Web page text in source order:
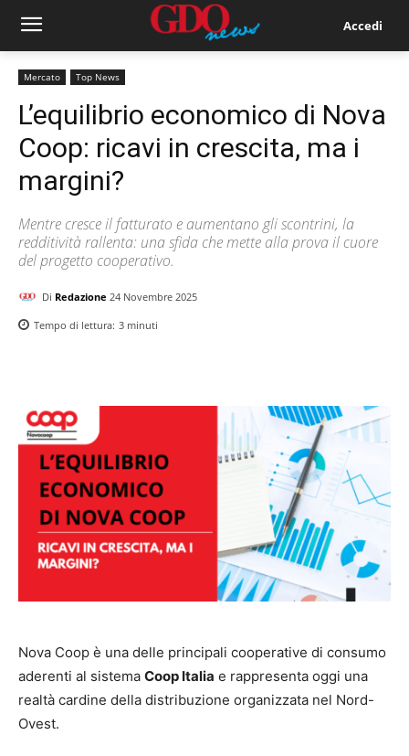
Accedi
Mercato Top News
L’equilibrio economico di Nova
Coop: ricavi in crescita, ma i
margini?
Mentre cresce il fatturato e aumentano gli scontrini, la
redditività rallenta: una sfida che mette alla prova il cuore
del progetto cooperativo.
Di Redazione 24 Novembre 2025
Tempo di lettura: 3 minuti
Nova Coop è una delle principali cooperative di consumo
aderenti al sistema Coop Italia e rappresenta oggi una
realtà cardine della distribuzione organizzata nel Nord-
Ovest.